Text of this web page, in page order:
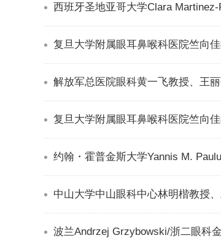
西班牙圣地亚哥大学Clara
复旦大学附属眼耳鼻喉科医院竺向
解放军总医院眼科黄一飞教授、王
复旦大学附属眼耳鼻喉科医院竺向
波兰Andrzej Grzybowski/浙二眼科